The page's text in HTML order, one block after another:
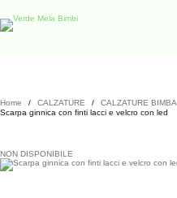
Home / CALZATURE / CALZATURE BIMBA
Scarpa ginnica con finti lacci e velcro con led
NON DISPONIBILE